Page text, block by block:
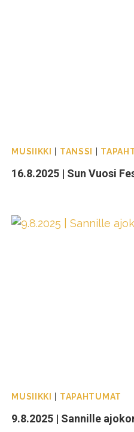
MUSIIKKI | TANSSI |
16.8.2025 | Sun Vuosi
MUSIIKKI TAPAHTUMAT
9.8.2025 | Sannille